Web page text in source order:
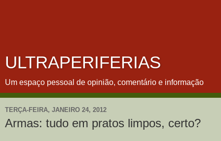
ULTRAPERIFERIAS
Um espaço pessoal de opinião, comentário e informação
TERÇA-FEIRA, JANEIRO 24, 2012
Armas: tudo em pratos limpos, certo?